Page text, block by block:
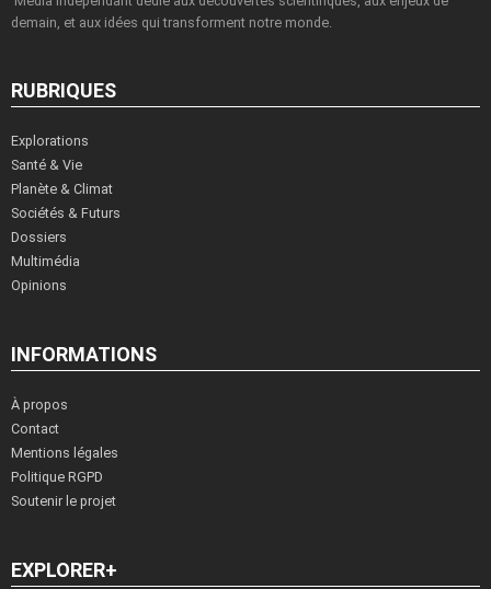
demain, et aux idées qui transforment notre monde.
RUBRIQUES
Explorations
Santé & Vie
Planète & Climat
Sociétés & Futurs
Dossiers
Multimédia
Opinions
INFORMATIONS
À propos
Contact
Mentions légales
Politique RGPD
Soutenir le projet
EXPLORER+